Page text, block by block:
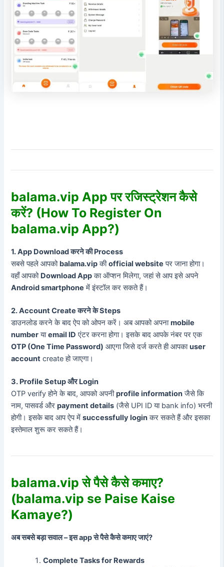
balama.vip App पर रजिस्ट्रेशन कैसे
करें? (How To Register On
balama.vip App?)
1. App Download करने की Process
सबसे पहले आपको balama.vipकीofficial website पर जाना होगा।
वहाँ आपको Download Appका ऑप्शन मिलेगा, जहां से आप इसे अपने
Android smartphone में इंस्टॉल कर सकते हैं।
2. Account Create करने के Steps
डाउनलोड करने के बाद ऐप को ओपन करें। अब आपको अपनाmobile
numberयाemail ID एंटर करना होगा। इसके बाद आपके नंबर पर एक
OTP (One Time Password) आएगा जिसे दर्ज करते ही आपकाuser
account create हो जाएगा।
3. Profile Setup और Login
OTP verify होने के बाद, आपको अपनीprofile informationजैसे कि
नाम, पासवर्ड औरpayment details (जैसे UPI ID या bank info) भरनी
होगी। इसके बाद आप ऐप मेंsuccessfully loginकर सकते हैं और इसका
इस्तेमाल शुरू कर सकते हैं।
balama.vip से पैसे कैसे कमाए?
(balama.vip se Paise Kaise
Kamaye?)
अब सबसे बड़ा सवाल – इस app से पैसे कैसे कमाए जाएं?
Complete Tasks for Rewards